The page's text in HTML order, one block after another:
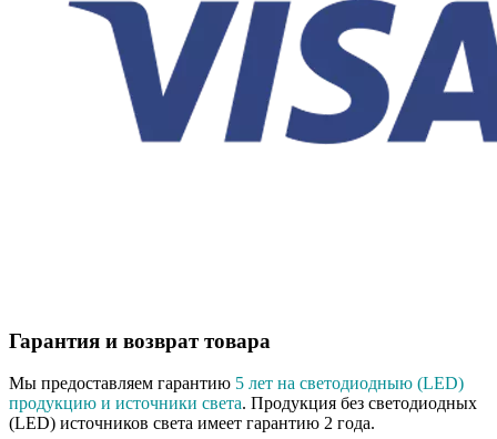
Гарантия и возврат товара
Мы предоставляем гарантию 5 лет на светодиодныю (LED)
продукцию и источники света. Продукция без светодиодных
(LED) источников света имеет гарантию 2 года.